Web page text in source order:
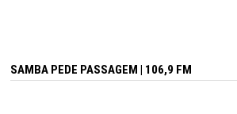
SAMBA PEDE PASSAGEM | 106,9 FM